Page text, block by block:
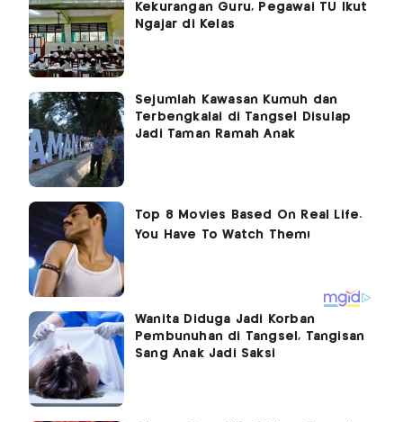
Kekurangan Guru, Pegawai TU Ikut
Ngajar di Kelas
Sejumlah Kawasan Kumuh dan
Terbengkalai di Tangsel Disulap
Jadi Taman Ramah Anak
Wanita Diduga Jadi Korban
Pembunuhan di Tangsel, Tangisan
Sang Anak Jadi Saksi